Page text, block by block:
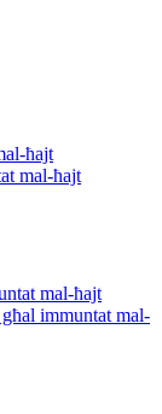
ħajt
mal-ħajt
mal-ħajt
immuntat mal-